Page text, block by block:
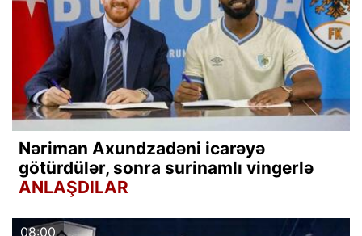
Nəriman Axundzadəni icarəyə
götürdülər, sonra surinamlı vingerlə
ANLAŞDILAR
08:00